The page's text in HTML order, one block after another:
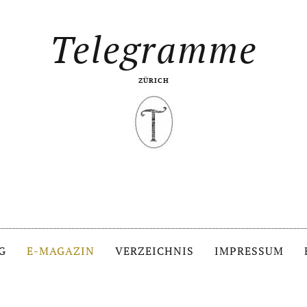
Telegramme
ZÜRICH
E-MAGAZIN VERZEICHNIS IMPRESSUM